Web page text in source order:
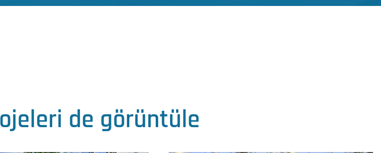
de görüntüle